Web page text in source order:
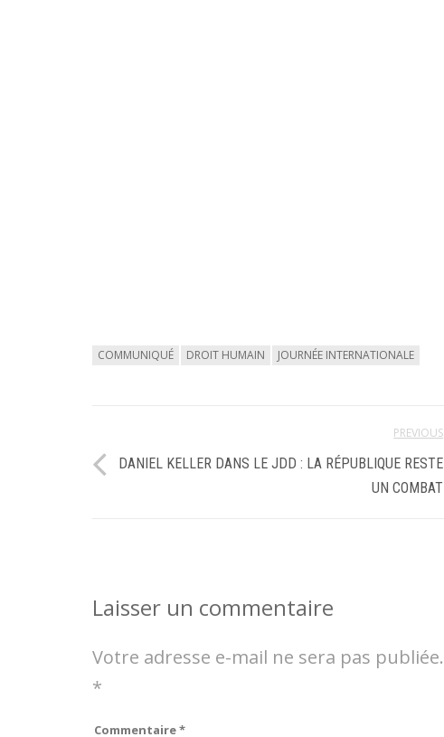
COMMUNIQUÉ DROIT HUMAIN JOURNÉE INTERNATIONALE
PREVIOUS
DANIEL KELLER DANS LE JDD : LA RÉPUBLIQUE RESTE
UN COMBAT
Laisser un commentaire
Votre adresse e-mail ne sera pas publiée.
*
Commentaire*